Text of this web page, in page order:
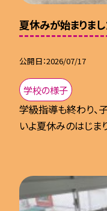
夏休みが始まりまし
公開日 2026/07/17
学校の様子
学級指導も終わり、
いよ夏休みのはじま